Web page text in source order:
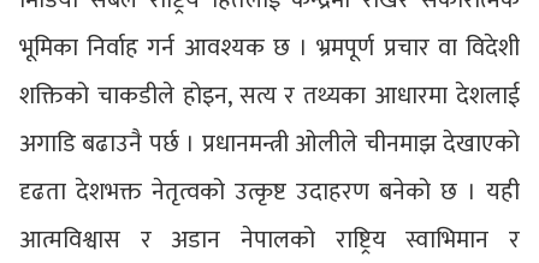
भूमिका निर्वाह गर्न आवश्यक छ । भ्रमपूर्ण प्रचार वा विदेशी
शक्तिको चाकडीले होइन, सत्य र तथ्यका आधारमा देशलाई
अगाडि बढाउनै पर्छ । प्रधानमन्त्री ओलीले चीनमाझ देखाएको
दृढता देशभक्त नेतृत्वको उत्कृष्ट उदाहरण बनेको छ । यही
आत्मविश्वास र अडान नेपालको राष्ट्रिय स्वाभिमान र